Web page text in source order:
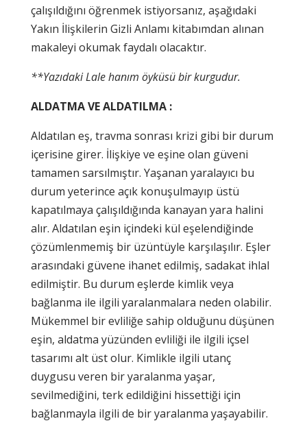
çalışıldığını öğrenmek istiyorsanız, aşağıdaki
Yakın İlişkilerin Gizli Anlamı kitabımdan alınan
makaleyi okumak faydalı olacaktır.
**Yazıdaki Lale hanım öyküsü bir kurgudur.
ALDATMA VE ALDATILMA :
Aldatılan eş, travma sonrası krizi gibi bir durum
içerisine girer. İlişkiye ve eşine olan güveni
tamamen sarsılmıştır. Yaşanan yaralayıcı bu
durum yeterince açık konuşulmayıp üstü
kapatılmaya çalışıldığında kanayan yara halini
alır. Aldatılan eşin içindeki kül eşelendiğinde
çözümlenmemiş bir üzüntüyle karşılaşılır. Eşler
arasındaki güvene ihanet edilmiş, sadakat ihlal
edilmiştir. Bu durum eşlerde kimlik veya
bağlanma ile ilgili yaralanmalara neden olabilir.
Mükemmel bir evliliğe sahip olduğunu düşünen
eşin, aldatma yüzünden evliliği ile ilgili içsel
tasarımı alt üst olur. Kimlikle ilgili utanç
duygusu veren bir yaralanma yaşar,
sevilmediğini, terk edildiğini hissettiği için
bağlanmayla ilgili de bir yaralanma yaşayabilir.